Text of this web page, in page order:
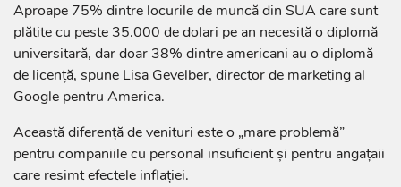
Aproape 75% dintre locurile de muncă din SUA care sunt
plătite cu peste 35.000 de dolari pe an necesită o diplomă
universitară, dar doar 38% dintre americani au o diplomă
de licenţă, spune Lisa Gevelber, director de marketing al
Google pentru America.
Această diferenţă de venituri este o „mare problemă”
pentru companiile cu personal insuficient şi pentru angaţaii
care resimt efectele inflaţiei.